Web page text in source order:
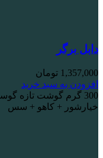
دابل برگر
1,357,000 تومان
افزودن به سبد خرید
خیارشور + کاهو + سس